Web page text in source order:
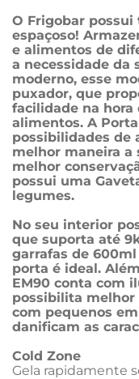
O Frigobar
espaçoso!
e alimentos de
a necessidade da
moderno, esse
puxador, que
facilidade na hora
alimentos. A
possibilidades de
melhor maneira a
melhor
possui uma
legumes.
No seu interior
que suporta até
garrafas de
porta é ideal.
EM90 conta com
possibilita melhor
com pequenos
danificam as
Cold Zone
Gela rapidamente